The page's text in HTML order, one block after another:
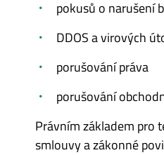
pokusů o narušení
DDOS a virových
porušování práva
porušování
Právním základem pro
smlouvy a zákonné